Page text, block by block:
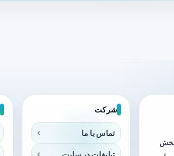
شرکت
تماس با ما